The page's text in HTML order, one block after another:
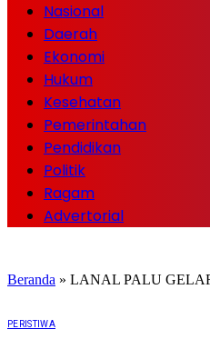
Nasional
Daerah
Ekonomi
Hukum
Kesehatan
Pemerintahan
Pendidikan
Politik
Ragam
Advertorial
Beranda » LANAL PALU
PERISTIWA